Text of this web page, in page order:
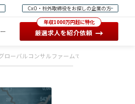
CxO・社外取締役をお探しの企業の方
年収1000万円超に特化
厳選求人を紹介依頼 →
ローバルコンサルファームでの組織人事コンサ